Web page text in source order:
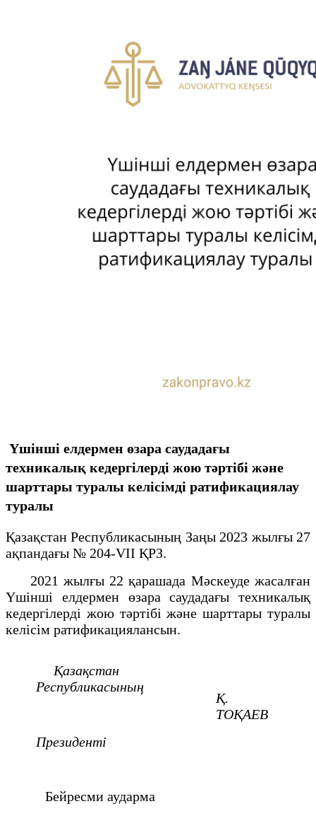
Үшінші елдермен өзара саудадағы
техникалық кедергілерді жою тәртібі және
шарттары туралы келісімді ратификациялау
туралы
Қазақстан Республикасының Заңы 2023 жылғы 27
ақпандағы № 204-VII ҚРЗ.
2021 жылғы 22 қарашада Мәскеуде жасалған
Үшінші елдермен өзара саудадағы техникалық
кедергілерді жою тәртібі және шарттары туралы
келісім ратификациялансын.
Қазақстан
Республикасының
Президенті
Қ.
ТОҚАЕВ
Бейресми аударма